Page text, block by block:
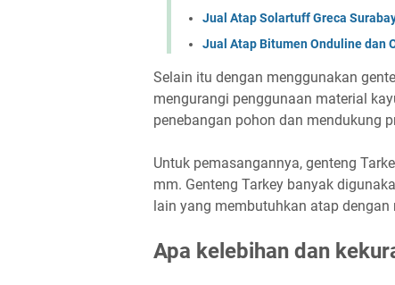
Jual Atap Solartuff Greca
Jual Atap Bitumen Onduline dan
Selain itu dengan menggunakan
mengurangi penggunaan material
penebangan pohon dan mendukung
Untuk pemasangannya, genteng
mm. Genteng Tarkey banyak
lain yang membutuhkan atap
Apa kelebihan dan